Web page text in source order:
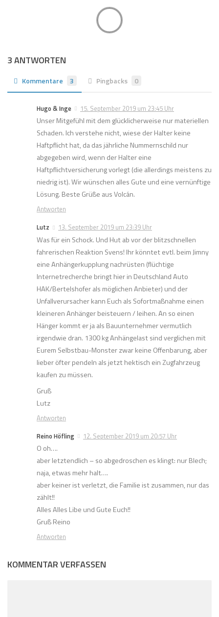
3 ANTWORTEN
Kommentare 3 Pingbacks 0
Hugo & Inge 15. September 2019 um 23:45 Uhr
Unser Mitgefühl mit dem glücklicherweise nur materiellen
Schaden. Ich verstehe nicht, wiese der Halter keine
Haftpflicht hat, da das jährliche Nummernschild nur
abgegeben wird, wenn der Halter eine
Haftpflichtversicherung vorlegt (die allerdings meistens zu
niedrig ist). Wir wünschen alles Gute und eine vernünftige
Lösung. Beste Grüße aus Volcán.
Antworten
Lutz
13. September 2019 um 23:39 Uhr
Was für ein Schock. Und Hut ab vor der blitzschnellen
fahrerischen Reaktion Svens! Ihr könntet evtl. beim Jimny
eine Anhängerkupplung nachrüsten (flüchtige
Internetrecherche bringt hier in Deutschland Auto
HAK/Bertelshofer als möglichen Anbieter) und der
Unfallverursacher kann Euch als Sofortmaßnahme einen
kleineren Anhänger beisteuern / leihen. An so einen
Hänger kommt er ja als Bauunternehmer vermutlich
irgendwie dran. 1300 kg Anhängelast sind verglichen mit
Eurem Selbstbau-Monster zwar keine Offenbarung, aber
lieber öfter pendeln als jetzt hektisch ein Zugfahrzeug
kaufen zu müssen.
Gruß
Lutz
Antworten
Reino Höfling
12. September 2019 um 20:57 Uhr
O oh….
aber letztendlich – so abgedroschen es klingt: nur Blech;
naja, etwas mehr halt….
aber keiner ist verletzt, die Familie ist zusammen, nur das
zählt!!
Alles Alles Libe und Gute Euch!!
Gruß Reino
Antworten
KOMMENTAR VERFASSEN